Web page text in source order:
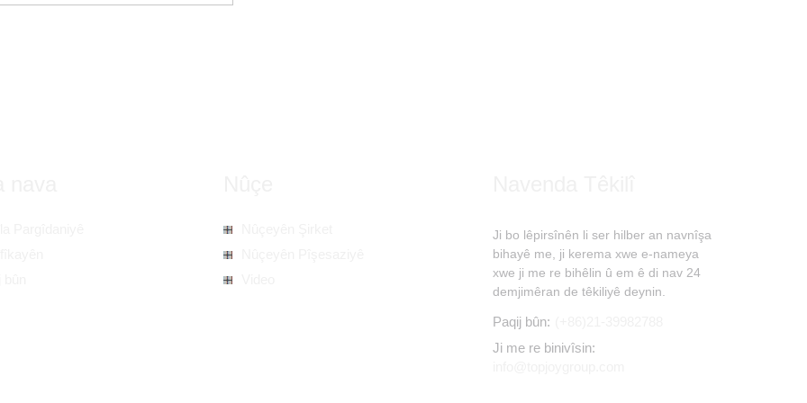
Ji bo lêpirsînên li ser hilber an navnîşa
bihayê me, ji kerema xwe e-nameya
xwe ji me re bihêlin û em ê di nav 24
demjimêran de têkiliyê deynin.
Paqij bûn:
Ji me re binivîsin: